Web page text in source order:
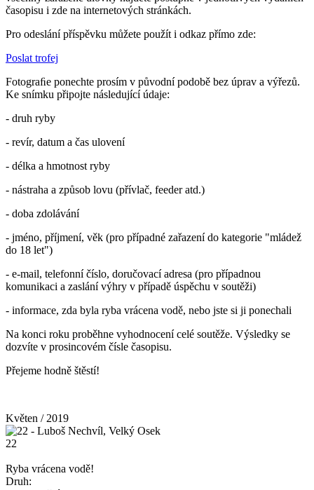
časopisu i zde na internetových stránkách.
Pro odeslání příspěvku můžete použít i odkaz přímo zde:
Poslat trofej
Fotograﬁe ponechte prosím v původní podobě bez úprav a výřezů.
Ke snímku připojte následující údaje:
- druh ryby
- revír, datum a čas ulovení
- délka a hmotnost ryby
- nástraha a způsob lovu (přívlač, feeder atd.)
- doba zdolávání
- jméno, příjmení, věk (pro případné zařazení do kategorie "mládež
do 18 let")
- e-mail, telefonní číslo, doručovací adresa (pro případnou
komunikaci a zaslání výhry v případě úspěchu v soutěži)
- informace, zda byla ryba vrácena vodě, nebo jste si ji ponechali
Na konci roku proběhne vyhodnocení celé soutěže. Výsledky se
dozvíte v prosincovém čísle časopisu.
Přejeme hodně štěstí!
Květen / 2019
22
Ryba vrácena vodě!
Druh: